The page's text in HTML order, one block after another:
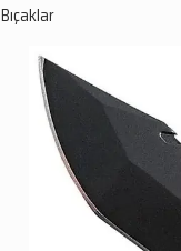
Bıçaklar